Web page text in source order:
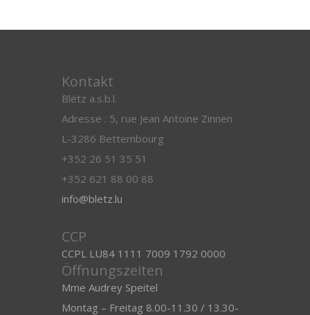
Kontakt
Blëtz a.s.b.l.
Adresse : 5, rue Jean Antoine Zinnen
L-3286 Bettembourg
+352 26 51 35 51
+352 621 88 00 88
info@bletz.lu
CCP
CCPL LU84 1111 7009 1792 0000
Öffnungszeiten
Mme Audrey Speitel
Montag – Freitag 8.00-11.30 / 13.30-